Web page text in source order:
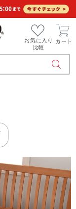
お気に入り
比較
カート